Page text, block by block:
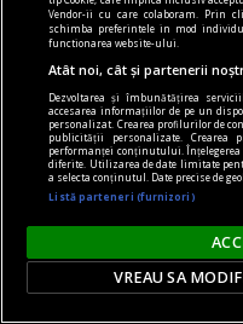
prof, viața mea
Viitorul începe ieri
Au mai fost și alte
atît de cunoscute,
Vendor-ii cu care colaboram. Prin
schimba preferintele in mod
functionarea website-ului.
Atât noi, cât și partenerii
Dezvoltarea și îmbunătățirea
accesarea informațiilor de pe un
personalizat. Crearea profilurilor de
publicității personalizate. Crearea
performanței conținutului.
diferite. Utilizarea de date limitate
a selecta conținutul. Date precise de
Listă parteneri (furnizori)
VREAU SA